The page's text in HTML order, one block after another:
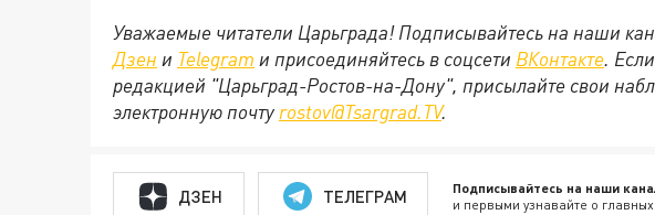
Уважаемые читатели Царьграда! Подписывайтесь на наши
Дзен и Telegram и присоединяйтесь в соцсети ВКонтакте.
редакцией "Царьград-Ростов-на-Дону", присылайте свои
электронную почту rostov@Tsargrad.ТV.
ДЗЕН ТЕЛЕГРАМ Подписывайтесь на наши
и первыми узнавайте о